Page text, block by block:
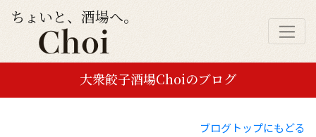
ちょいと、酒場へ。
大衆餃子酒場Choiのブログ
ブログトップにもどる